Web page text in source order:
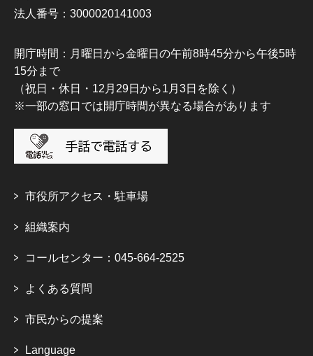
法人番号：3000020141003
開庁時間：月曜日から金曜日の午前8時45分から午後5時
15分まで
（祝日・休日・12月29日から1月3日を除く）
※一部の窓口では開庁時間が異なる場合があります
市役所アクセス・駐車場
組織案内
コールセンター：045-664-2525
よくある質問
市民からの提案
Language